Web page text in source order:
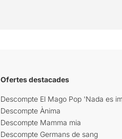
Ofertes destacades
Descompte El Mago Pop 'Nada es
Descompte Ànima
Descompte Mamma mia
Descompte Germans de sang